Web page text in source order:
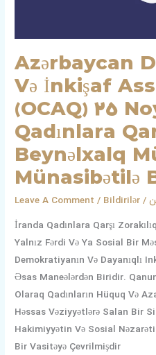
Azərbaycan
Və İnkişaf
(OCAQ) 25
Qadınlara
Beynəlxalq
Münasibətilə
Leave A Comment / Bildirilər /
İranda Qadınlara Qarşı
Yalnız Fərdi Və Ya Sosial Bir
Demokratiyanın Və Dayanıqlı
Əsas Maneələrdən Biridir.
Olaraq Qadınların Hüquq Və
Həssas Vəziyyətlərə Salan Bir
Hakimiyyətin Və Sosial
Bir Vasitəyə Çevrilmişdir
Mübarizə
Günü
Münasibətilə
Bəyanatı